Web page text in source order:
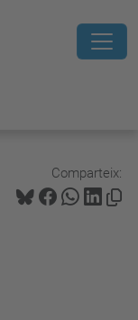
Comparteix: